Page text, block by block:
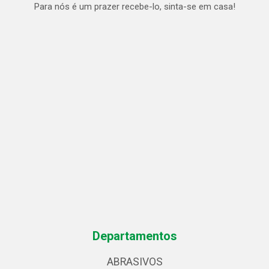
Para nós é um prazer recebe-lo, sinta-se em casa!
Departamentos
ABRASIVOS